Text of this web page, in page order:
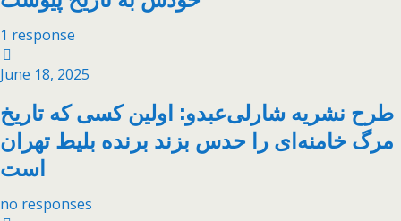
1 response
June 18, 2025
طرح نشریه شارلی‌عبدو: اولین کسی که تاریخ
مرگ خامنه‌ای را حدس بزند ‌برنده بلیط تهران
است
no responses